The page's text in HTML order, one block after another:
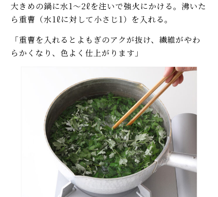
大きめの鍋に水1～2ℓを注いで強火にかける。沸いた
ら重曹（水1ℓに対して小さじ1）を入れる。
「重曹を入れるとよもぎのアクが抜け、繊維がやわ
らかくなり、色よく仕上がります」